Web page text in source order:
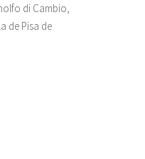
di Cambio,
de Pisa de